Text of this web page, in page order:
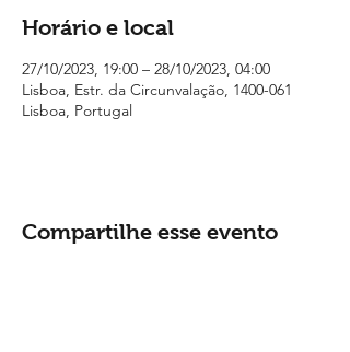
Horário e local
27/10/2023, 19:00 – 28/10/2023, 04:00
Lisboa, Estr. da Circunvalação, 1400-061
Lisboa, Portugal
Compartilhe esse evento